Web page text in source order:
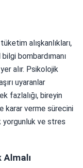
alışkanlıkları,
bombardımanı
alır. Psikolojik
uyaranlar
fazlalığı, bireyin
karar verme sürecini
yorgunluk ve stres